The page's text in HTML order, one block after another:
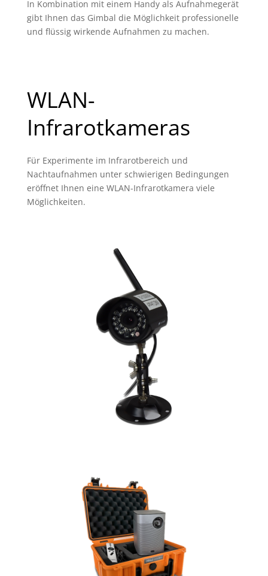
In Kombination mit einem Handy als Aufnahmegerät
gibt Ihnen das Gimbal die Möglichkeit professionelle
und flüssig wirkende Aufnahmen zu machen.
WLAN-
Infrarotkameras
Für Experimente im Infrarotbereich und
Nachtaufnahmen unter schwierigen Bedingungen
eröffnet Ihnen eine WLAN-Infrarotkamera viele
Möglichkeiten.